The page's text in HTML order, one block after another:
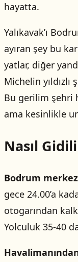
hayatta.
Yalıkavak’ı
ayıran şey bu
yatlar, diğer
Michelin yıldızlı
Bu gerilim şehri
ama kesinlikle
Nasıl
Bodrum
gece 24.00’a
otogarından
Yolculuk 35-40